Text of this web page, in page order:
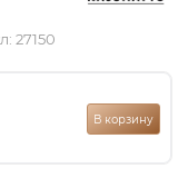
27150
В корзину